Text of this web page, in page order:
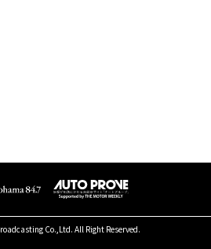
Co.,Ltd. All Right Reserved.